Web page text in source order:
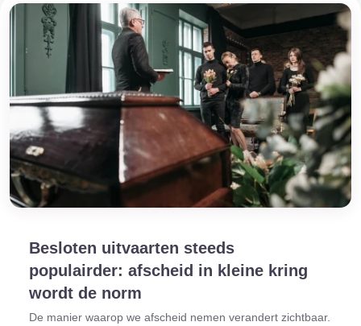
Besloten uitvaarten steeds
populairder: afscheid in kleine kring
wordt de norm
De manier waarop we afscheid nemen verandert zichtbaar.